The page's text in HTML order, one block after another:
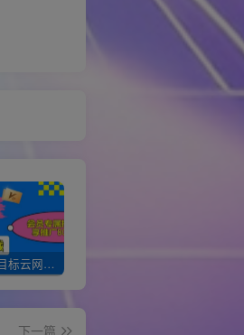
加入一个小目标云网创会员，全站资源免费学习。更可享受推广高达80%分佣！
下一篇